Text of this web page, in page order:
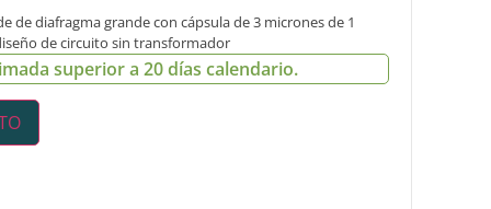
de diafragma grande con cápsula de 3 micrones de 1
de circuito sin transformador
superior a 20 días calendario.